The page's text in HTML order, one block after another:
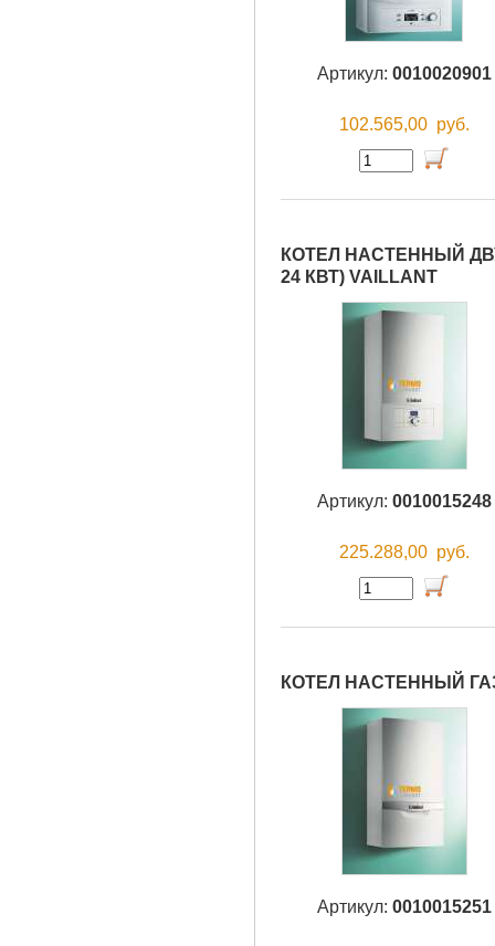
Артикул: 0010020901
102.565,00 руб.
КОТЕЛ НАСТЕННЫЙ
24 КВТ) VAILLANT
Артикул: 0010015248
225.288,00 руб.
КОТЕЛ НАСТЕННЫЙ
Артикул: 0010015251